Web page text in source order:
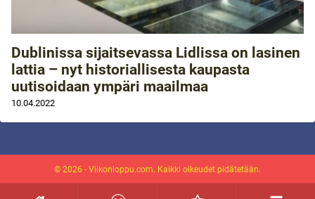
Dublinissa sijaitsevassa Lidlissa on lasinen
lattia – nyt historiallisesta kaupasta
uutisoidaan ympäri maailmaa
10.04.2022
© 2026 - Viikonloppu.com. Kaikki oikeudet pidätetään.